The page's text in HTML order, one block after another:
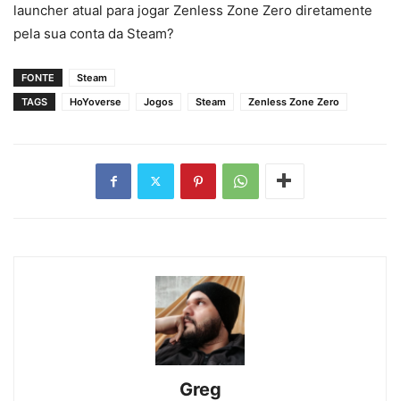
launcher atual para jogar Zenless Zone Zero diretamente
pela sua conta da Steam?
FONTE
Steam
TAGS
HoYoverse Jogos Steam Zenless Zone Zero
Greg